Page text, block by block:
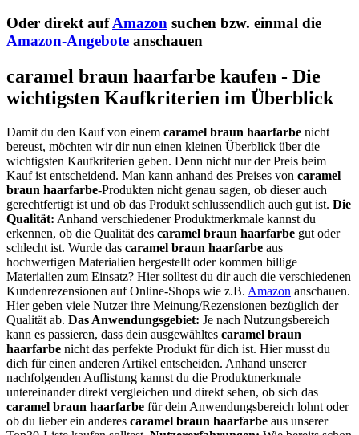
Oder direkt aufAmazon suchen bzw. einmal die
Amazon-Angebote anschauen
caramel braun haarfarbe kaufen - Die
wichtigsten Kaufkriterien im Überblick
Damit du den Kauf von einem caramel braun haarfarbe nicht
bereust, möchten wir dir nun einen kleinen Überblick über die
wichtigsten Kaufkriterien geben. Denn nicht nur der Preis beim
Kauf ist entscheidend. Man kann anhand des Preises von caramel
braun haarfarbe-Produkten nicht genau sagen, ob dieser auch
gerechtfertigt ist und ob das Produkt schlussendlich auch gut ist. Die
Qualität: Anhand verschiedener Produktmerkmale kannst du
erkennen, ob die Qualität des caramel braun haarfarbe gut oder
schlecht ist. Wurde das caramel braun haarfarbe aus
hochwertigen Materialien hergestellt oder kommen billige
Materialien zum Einsatz? Hier solltest du dir auch die verschiedenen
Kundenrezensionen auf Online-Shops wie z.B. Amazon anschauen.
Hier geben viele Nutzer ihre Meinung/Rezensionen bezüglich der
Qualität ab. Das Anwendungsgebiet: Je nach Nutzungsbereich
kann es passieren, dass dein ausgewähltes caramel braun
haarfarbe nicht das perfekte Produkt für dich ist. Hier musst du
dich für einen anderen Artikel entscheiden. Anhand unserer
nachfolgenden Auflistung kannst du die Produktmerkmale
untereinander direkt vergleichen und direkt sehen, ob sich das
caramel braun haarfarbe für dein Anwendungsbereich lohnt oder
ob du lieber ein anderes caramel braun haarfarbe aus unserer